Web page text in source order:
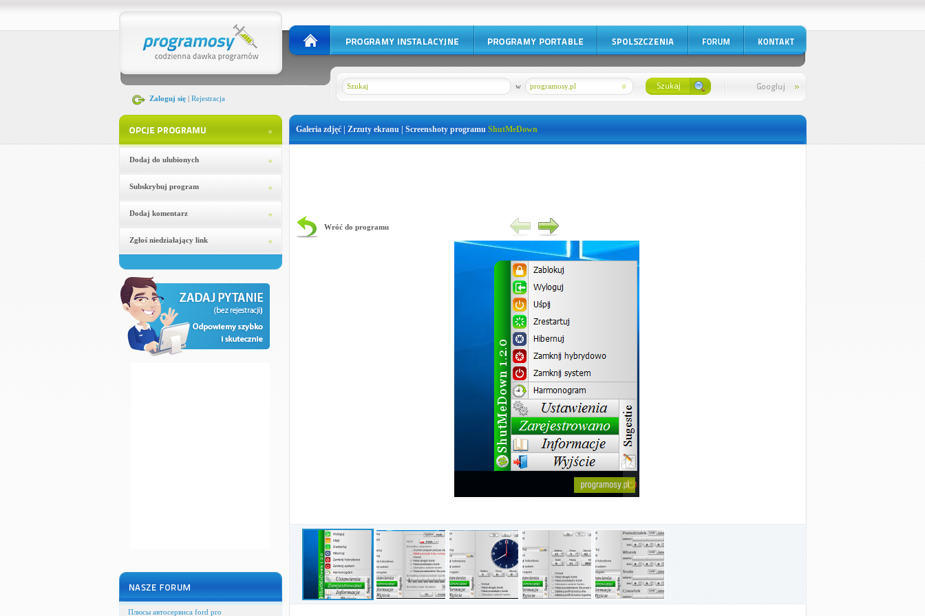
Zaloguj się| Rejestracja
programosy.pl
w
Dodaj do ulubionych
Subskrybuj program
Dodaj komentarz
Zgłoś niedziałający link
Плюсы автосервиса ford pro
Galeria zdjęć | Zrzuty ekranu | Screenshoty programu ShutMeDown
Wróć do programu